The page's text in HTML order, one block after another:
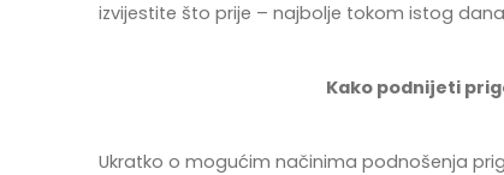
izvijestite što prije – najbolje tokom istog
Kako podnijeti
Ukratko o mogućim načinima podnošenja